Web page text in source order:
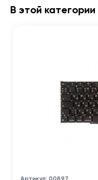
В этой
Артикул: 00897